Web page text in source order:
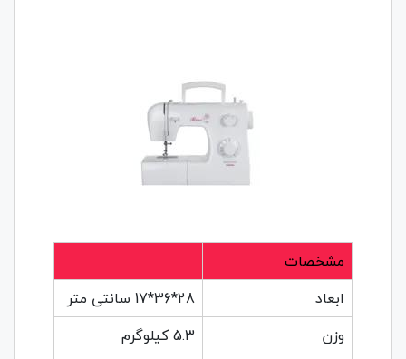
مشخصات
ابعاد
28*36*17 سانتی متر
وزن
5.3 کیلوگرم